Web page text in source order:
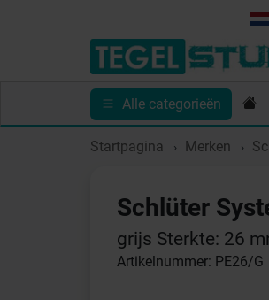
Alle categorieën
Toebehoren Sanitair
Startpagina Merken
Schlüter
grijs Sterkte: 26
Artikelnummer: PE26/G